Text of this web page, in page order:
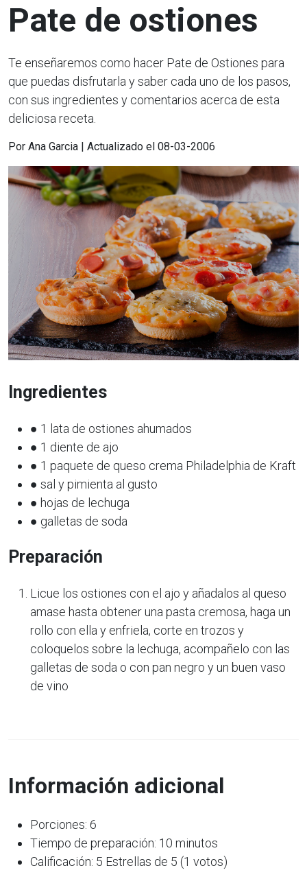
Pate de ostiones
Te enseñaremos como hacer Pate de Ostiones para
que puedas disfrutarla y saber cada uno de los pasos,
con sus ingredientes y comentarios acerca de esta
deliciosa receta.
Por Ana Garcia | Actualizado el 08-03-2006
Ingredientes
● 1 lata de ostiones ahumados
● 1 diente de ajo
● 1 paquete de queso crema Philadelphia de Kraft
● sal y pimienta al gusto
● hojas de lechuga
● galletas de soda
Preparación
Licue los ostiones con el ajo y añadalos al queso
amase hasta obtener una pasta cremosa, haga un
rollo con ella y enfriela, corte en trozos y
coloquelos sobre la lechuga, acompañelo con las
galletas de soda o con pan negro y un buen vaso
de vino
Información adicional
Porciones: 6
Tiempo de preparación: 10 minutos
Calificación: 5 Estrellas de 5 (1 votos)